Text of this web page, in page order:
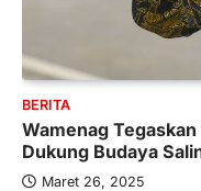
BERITA
Wamenag
Dukung Budaya
Maret 26, 2025